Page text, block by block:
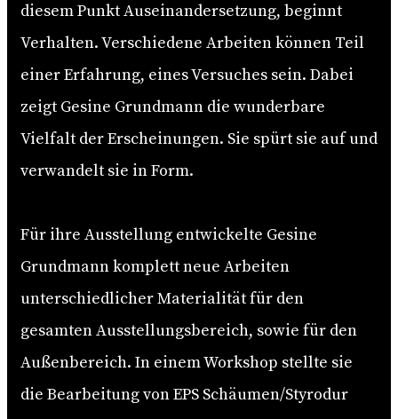
diesem Punkt Auseinandersetzung, beginnt
Verhalten. Verschiedene Arbeiten können Teil
einer Erfahrung, eines Versuches sein. Dabei
zeigt Gesine Grundmann die wunderbare
Vielfalt der Erscheinungen. Sie spürt sie auf und
verwandelt sie in Form.
Für ihre Ausstellung entwickelte Gesine
Grundmann komplett neue Arbeiten
unterschiedlicher Materialität für den
gesamten Ausstellungsbereich, sowie für den
Außenbereich. In einem Workshop stellte sie
die Bearbeitung von EPS Schäumen/Styrodur